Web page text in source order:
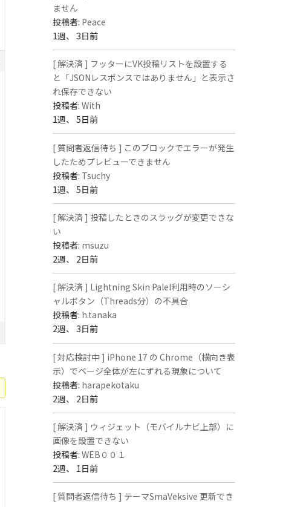
ません
投稿者: Peace
1週、 3日前
[ 解決済 ] フッターにVK投稿リストを設置する
と「JSONレスポンスではありません」と表示さ
れ保存できない
投稿者:With
1週、 5日前
[ 質問者返信待ち ] このブロックでエラーが発生
したためプレビューできません
投稿者: Tsuchy
1週、 5日前
[ 解決済 ] 投稿したときのスラッグが変更できな
い
投稿者: msuzu
2週、 2日前
[ 解決済 ] Lightning Skin Palel利用時のソーシ
ャルボタン（Threads分）の不具合
投稿者: h.tanaka
2週、 3日前
[ 対応検討中 ] iPhone 17 の Chrome（横向き表
示）でページ全体が左にずれる現象について
投稿者: harapekotaku
2週、 2日前
[ 解決済 ] ウィジェット（モバイルナビ上部）に
画像を設置できない
投稿者:WEB００１
2週、 1日前
[ 質問者返信待ち ] テーマSmaVeksive 更新でき